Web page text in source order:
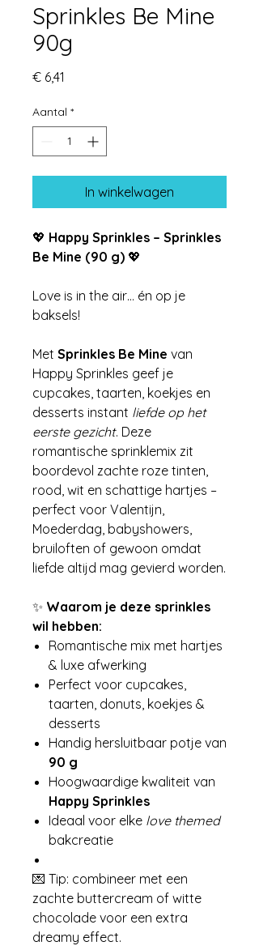
Sprinkles Be Mine
90g
€ 6,41
Aantal *
In winkelwagen
💖 Happy Sprinkles – Sprinkles
Be Mine (90 g) 💖
Love is in the air… én op je
baksels!
Met Sprinkles Be Mine van
Happy Sprinkles geef je
cupcakes, taarten, koekjes en
desserts instant liefde op het
eerste gezicht. Deze
romantische sprinklemix zit
boordevol zachte roze tinten,
rood, wit en schattige hartjes –
perfect voor Valentijn,
Moederdag, babyshowers,
bruiloften of gewoon omdat
liefde altijd mag gevierd worden.
✨ Waarom je deze sprinkles
wil hebben:
Romantische mix met hartjes
& luxe afwerking
Perfect voor cupcakes,
taarten, donuts, koekjes &
desserts
Handig hersluitbaar potje van
90 g
Hoogwaardige kwaliteit van
Happy Sprinkles
Ideaal voor elke love themed
bakcreatie
💌 Tip: combineer met een
zachte buttercream of witte
chocolade voor een extra
dreamy effect.